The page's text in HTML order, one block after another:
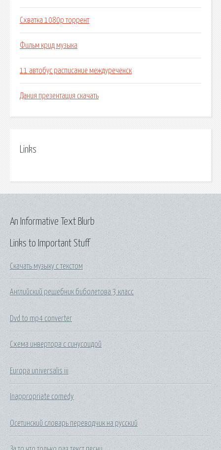
Схватка 1080p торрент
Фильм крид музыка
11 автобус расписание междуреченск
Дания презентация скачать
Links
Links to Important Stuff
Скачать музыку с текстом
Английский решебник биболетова 3 класс
Dvd to mp4 converter
Схема инвертора с синусоидой
Europa universalis iii
Inappropriate comedy
Осетинский словарь переводчик на русский
An Informative Text Blurb